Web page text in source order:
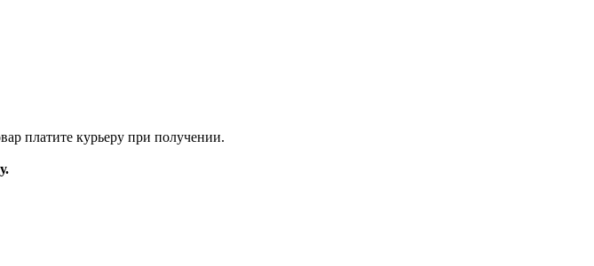
платите курьеру при получении.